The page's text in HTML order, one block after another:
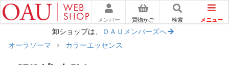
メンバー 買物かご 検索 メニュー
卸ショップは、
ＯＡＵメンバーズへ
オーラソーマ
カラーエッセンス